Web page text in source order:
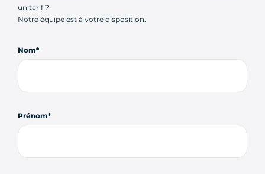
un tarif ?
Notre équipe est à votre disposition.
Nom
Prénom